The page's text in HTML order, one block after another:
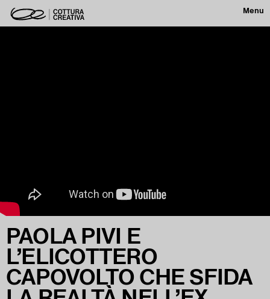
Menu
PAOLA PIVI E
L’ELICOTTERO
CAPOVOLTO CHE SFIDA